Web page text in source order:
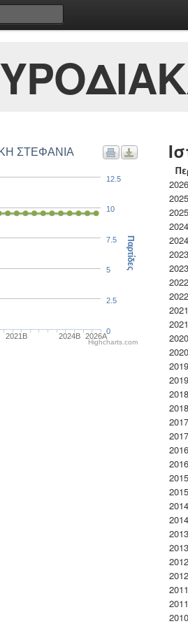
ΣΤΕΦΑΝΙΑ
2021B 2024B 2026A
0
2.5
5
7.5
10
12.5
Παρτίδες
Highcharts.com